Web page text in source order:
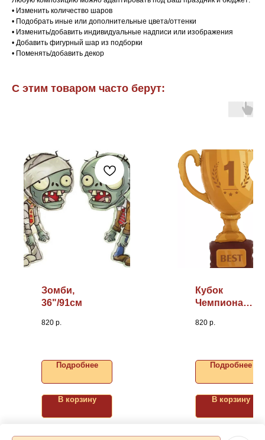
• Изменить количество шаров
• Подобрать иные или дополнительные цвета/оттенки
• Изменить/добавить индивидуальные надписи или изображения
• Добавить фигурный шар из подборки
• Поменять/добавить декор
С этим товаром часто берут:
Зомби,
36"/91см
820 р.
Подробнее
В корзину
Кубок
Чемпиона
820 р.
Подробнее
В корзину